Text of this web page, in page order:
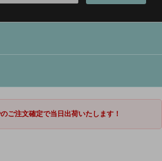
ご注文確定で当日出荷いたします！